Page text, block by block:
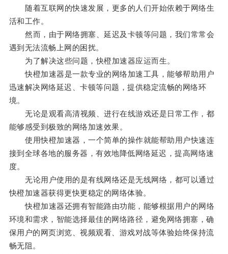
随着互联网的快速发展，更多的人们开始依赖于网络生
活和工作。
然而，由于网络拥塞、延迟及卡顿等问题，我们常常会
遇到无法流畅上网的困扰。
为了解决这些问题，快橙加速器应运而生。
快橙加速器是一款专业的网络加速工具，能够帮助用户
迅速解决网络延迟、卡顿等问题，提供稳定流畅的网络环
境。
无论是观看高清视频、进行在线游戏还是日常工作，都
能够感受到极致的网络加速效果。
使用快橙加速器，一个简单的操作就能帮助用户快速连
接到全球各地的服务器，有效地降低网络延迟，提高网络速
度。
无论用户使用的是有线网络还是无线网络，都可以通过
快橙加速器获得更快更稳定的网络体验。
快橙加速器还拥有智能路由功能，能够根据用户的网络
环境和需求，智能选择最佳的网络路径，避免网络拥塞，确
保用户的网页浏览、视频观看、游戏对战等体验始终保持流
畅无阻。